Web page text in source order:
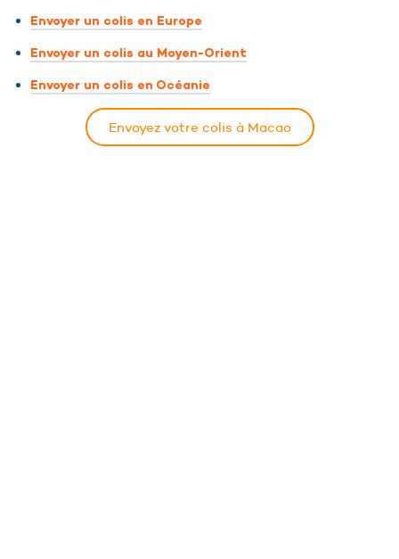
Envoyer un colis en Europe
Envoyer un colis au Moyen-Orient
Envoyer un colis en Océanie
Envoyez votre colis à Macao